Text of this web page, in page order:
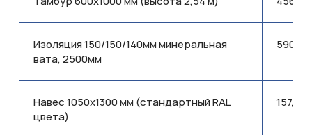
Изоляция 150/150/140мм минеральная
вата, 2500мм
Навес 1050x1300 мм (стандартный RAL
цвета)
CA02RUS-9002-100